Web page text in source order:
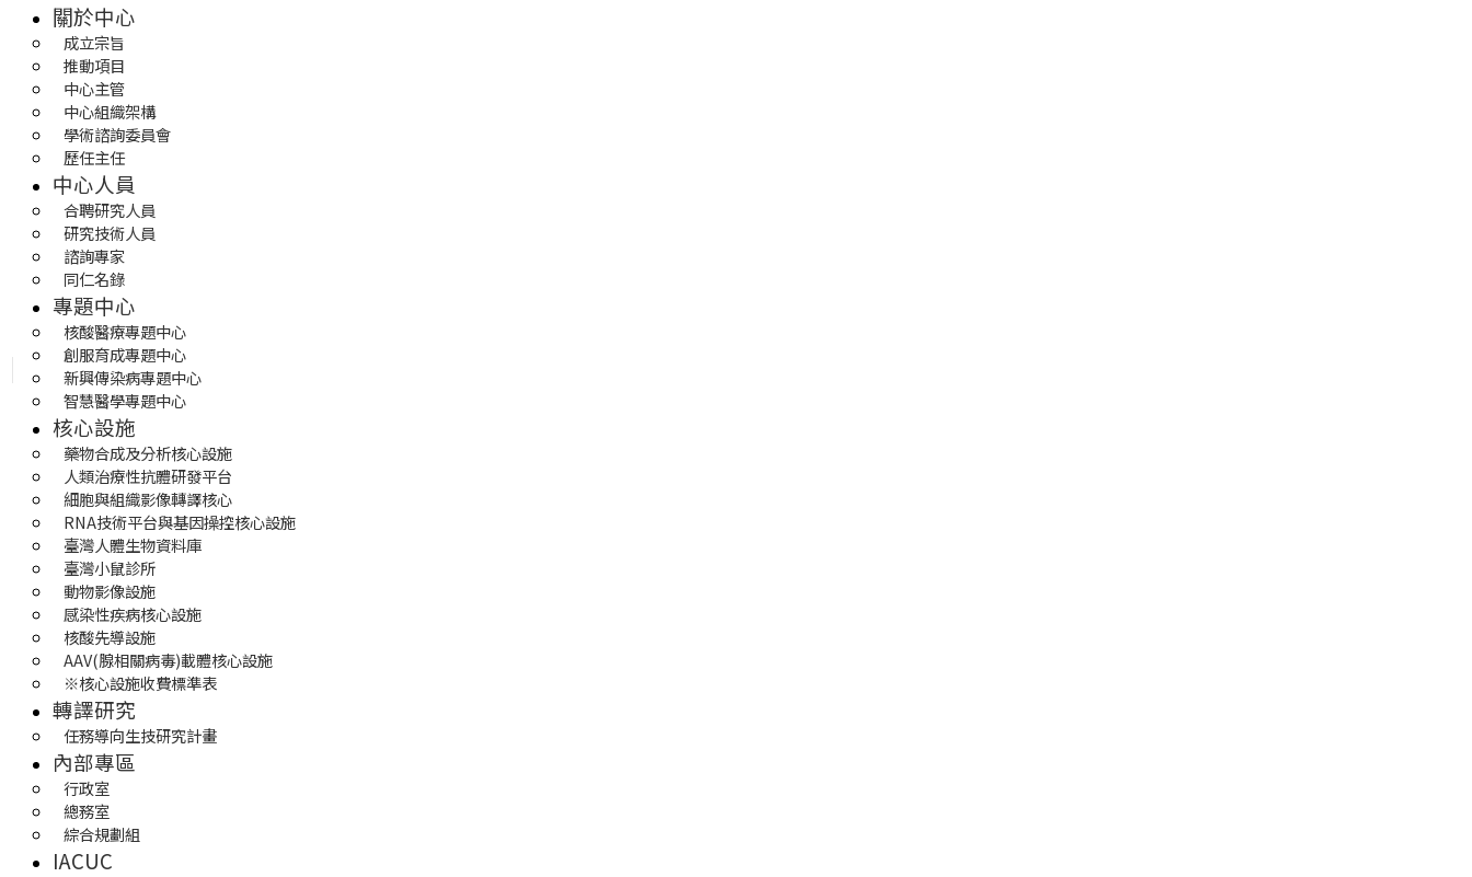
關於中心
成立宗旨
推動項目
中心主管
中心組織架構
學術諮詢委員會
歷任主任
中心人員
合聘研究人員
研究技術人員
諮詢專家
同仁名錄
專題中心
核酸醫療專題中心
創服育成專題中心
新興傳染病專題中心
智慧醫學專題中心
核心設施
藥物合成及分析核心設施
人類治療性抗體研發平台
細胞與組織影像轉譯核心
RNA技術平台與基因操控核心設施
臺灣人體生物資料庫
臺灣小鼠診所
動物影像設施
感染性疾病核心設施
核酸先導設施
AAV(腺相關病毒)載體核心設施
※核心設施收費標準表
轉譯研究
任務導向生技研究計畫
內部專區
行政室
總務室
綜合規劃組
IACUC